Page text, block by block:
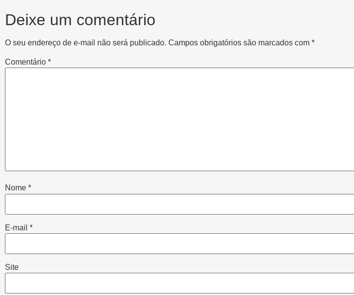
Deixe um comentário
O seu endereço de e-mail não será publicado. Campos obrigatórios são marcados com *
Comentário *
Nome *
E-mail *
Site